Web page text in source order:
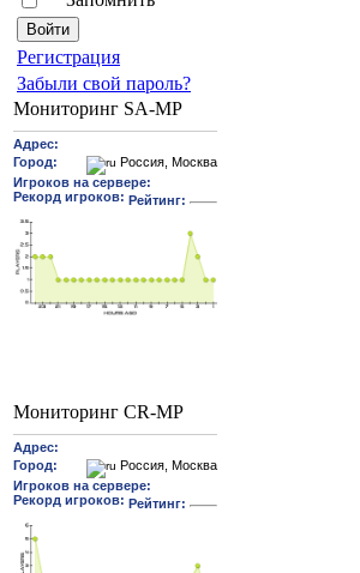
Pегиcтрaция
Забыли свой пароль?
Мониторинг SA-MP
Мониторинг CR-MP